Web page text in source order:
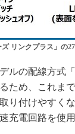
ズ リンクプラス」の
ルの配線方式
ため、これま
り付けやすく
充電回路を使